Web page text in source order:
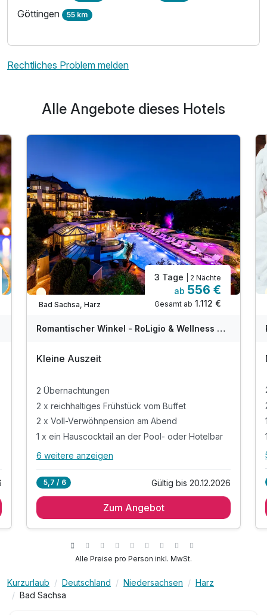
Göttingen 55 km
Rechtliches Problem melden
Alle Angebote dieses Hotels
Teilweise ausgelastet
Bad Sachsa, Harz
3 Tage | 2 Nächte
ab 556 €
Gesamt ab 1.112 €
Romantischer Winkel - RoLigio & Wellness Resort
Kleine Auszeit
2 Übernachtungen
2 x reichhaltiges Frühstück vom Buffet
2 x Voll-Verwöhnpension am Abend
1 x ein Hauscocktail an der Pool- oder Hotelbar
Alle Inklusivleistungen
2 x reichhaltiges Frühstück vom Buffet
1 x vitaminreicher Begrüßungsdrink zur Anreise
1 x eine Ganzkörpermassage zum Wohlfühlen
Wohlfühlen im SPA & Wellnessparadies auf 3800
6 weitere anzeigen
5,7 / 6 Gültig bis 20.12.2026
Zum Angebot
Alle Preise pro Person inkl. MwSt.
Kurzurlaub Deutschland Niedersachsen
Harz
Bad Sachsa